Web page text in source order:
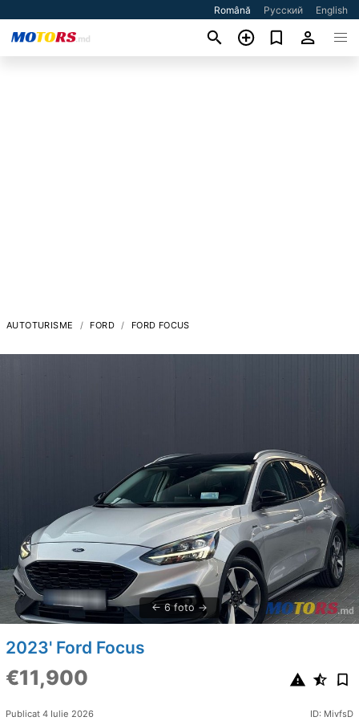
Română Русский English
AUTOTURISME FORD FORD FOCUS
6 foto
2023' Ford Focus
€11,900
Publicat 4 Iulie 2026 ID: MivfsD